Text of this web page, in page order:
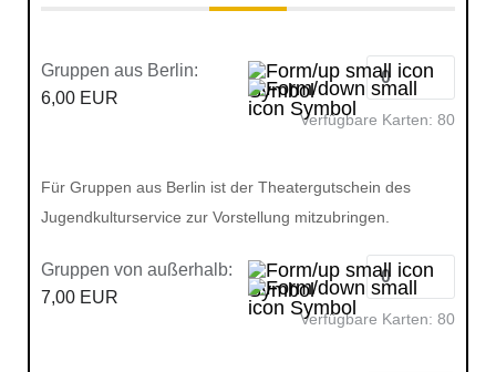
Gruppen aus Berlin:
6,00 EUR
Verfügbare Karten: 80
Für Gruppen aus Berlin ist der Theatergutschein des
Jugendkulturservice zur Vorstellung mitzubringen.
Gruppen von außerhalb:
7,00 EUR
Verfügbare Karten: 80